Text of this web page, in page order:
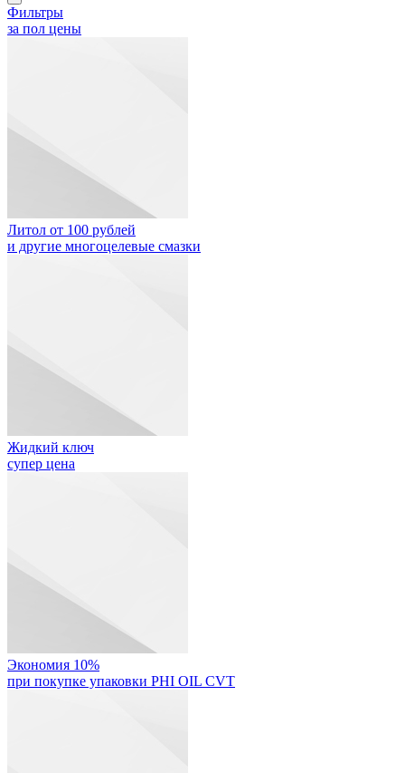
Фильтры
за пол цены
Литол от 100 рублей
и другие многоцелевые смазки
Жидкий ключ
супер цена
Экономия 10%
при покупке упаковки PHI OIL CVT